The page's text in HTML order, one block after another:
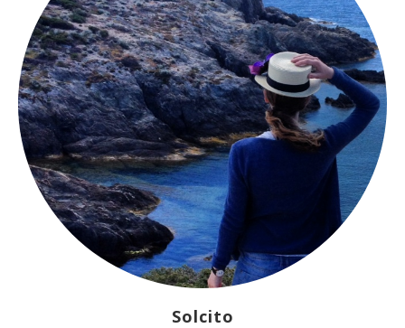
Solcito